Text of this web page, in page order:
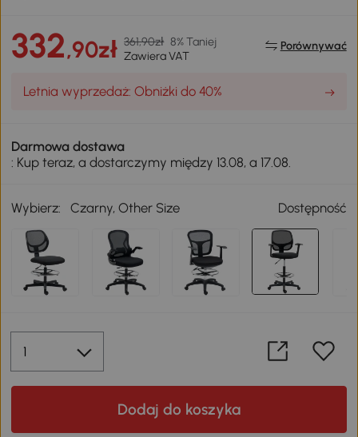
332,90zł 361,90zł 8% Taniej
Zawiera VAT
Porównywać
Letnia wyprzedaż: Obniżki do 40%
Darmowa dostawa
: Kup teraz, a dostarczymy między 13.08, a 17.08.
Wybierz: Czarny, Other Size Dostępność
Dodaj do koszyka